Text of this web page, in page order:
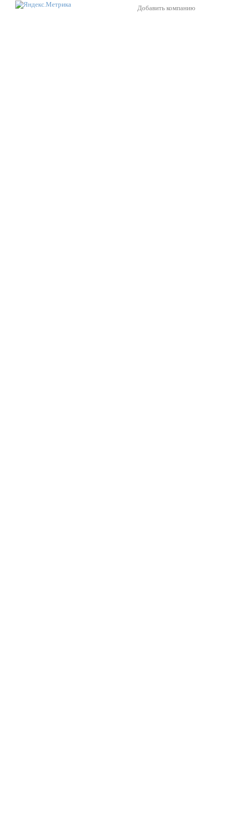
Добавить компанию